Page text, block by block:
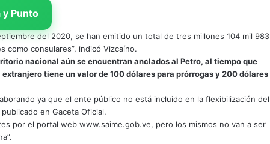
Punto
del 2020, se han emitido un total de tres millones 104 mil 983
como consulares”, indicó Vizcaíno.
nacional aún se encuentran anclados al Petro, al tiempo que
tiene un valor de 100 dólares para prórrogas y 200 dólares
ya que el ente público no está incluido en la flexibilización del
en Gaceta Oficial.
por el portal web www.saime.gob.ve, pero los mismos no van a ser